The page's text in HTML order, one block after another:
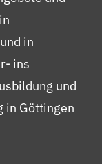
in
ins
und
in Göttingen